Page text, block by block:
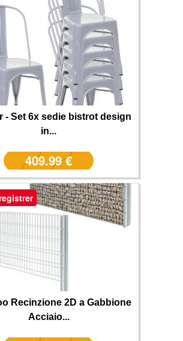
- Set 6x sedie bistrot design
in...
409.99 €
Recinzione 2D a Gabbione
Acciaio...